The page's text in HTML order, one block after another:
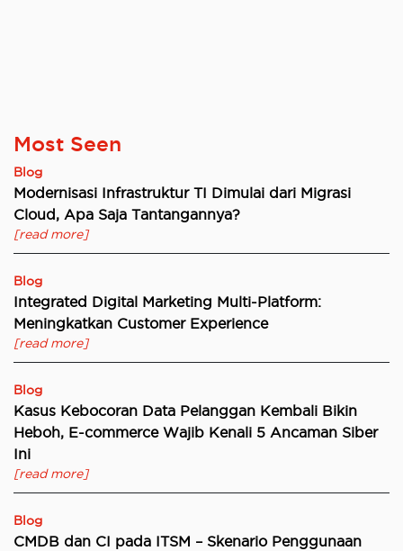
Most Seen
Blog
Modernisasi Infrastruktur TI Dimulai dari Migrasi
Cloud, Apa Saja Tantangannya?
[read more]
Blog
Integrated Digital Marketing Multi-Platform:
Meningkatkan Customer Experience
[read more]
Blog
Kasus Kebocoran Data Pelanggan Kembali Bikin
Heboh, E-commerce Wajib Kenali 5 Ancaman Siber
Ini
[read more]
Blog
CMDB dan CI pada ITSM – Skenario Penggunaan